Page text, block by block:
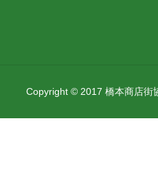
Copyright © 2017 橋本商店街